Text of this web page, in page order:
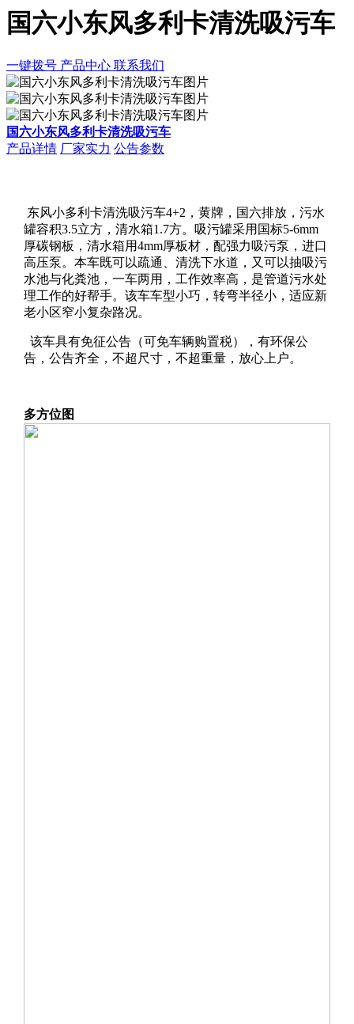
国六小东风多利卡清洗吸污车
一键拨号 产品中心 联系我们
国六小东风多利卡清洗吸污车
产品详情 厂家实力 公告参数
东风小多利卡清洗吸污车4+2，黄牌，国六排放，污水
罐容积3.5立方，清水箱1.7方。吸污罐采用国标5-6mm
厚碳钢板，清水箱用4mm厚板材，配强力吸污泵，进口
高压泵。本车既可以疏通、清洗下水道，又可以抽吸污
水池与化粪池，一车两用，工作效率高，是管道污水处
理工作的好帮手。该车车型小巧，转弯半径小，适应新
老小区窄小复杂路况。
该车具有免征公告（可免车辆购置税），有环保公
告，公告齐全，不超尺寸，不超重量，放心上户。
多方位图